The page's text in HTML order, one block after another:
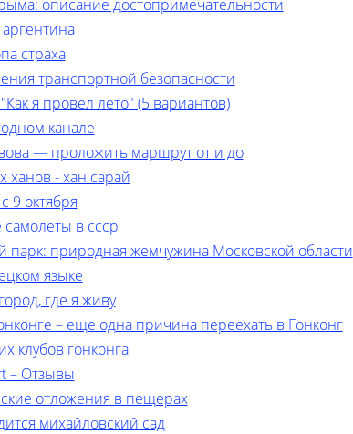
описание достопримечательности
страха
транспортной безопасности
я провел лето" (5 вариантов)
канале
— проложить маршрут от и до
ханов - хан сарай
9 октября
в ссср
парк: природная жемчужина Московской области
языке
где я живу
– еще одна причина переехать в Гонконг
клубов гонконга
– Отзывы
отложения в пещерах
михайловский сад